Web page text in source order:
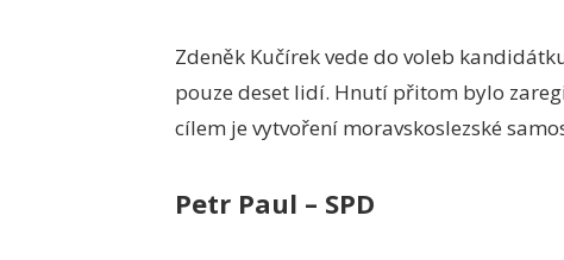
Zdeněk Kučírek vede do voleb
pouze deset lidí. Hnutí přitom bylo
cílem je vytvoření moravskoslezské
Petr Paul – SPD